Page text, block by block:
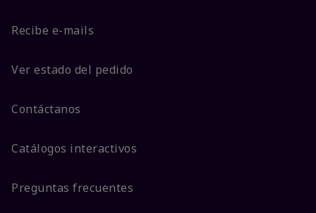
Recibe e-mails
Ver estado del pedido
Contáctanos
Catálogos interactivos
Preguntas frecuentes